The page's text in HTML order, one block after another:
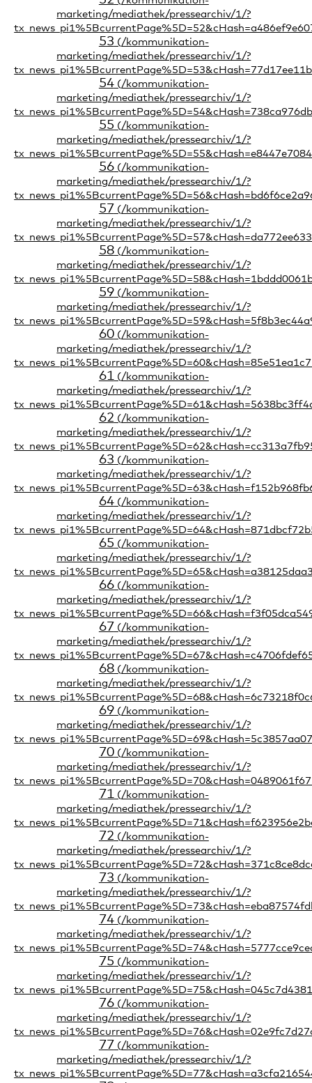
53
54
55
56
57
58
59
60
61
62
63
64
65
66
67
68
69
70
71
72
73
74
75
76
77